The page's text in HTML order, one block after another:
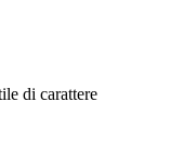
di carattere